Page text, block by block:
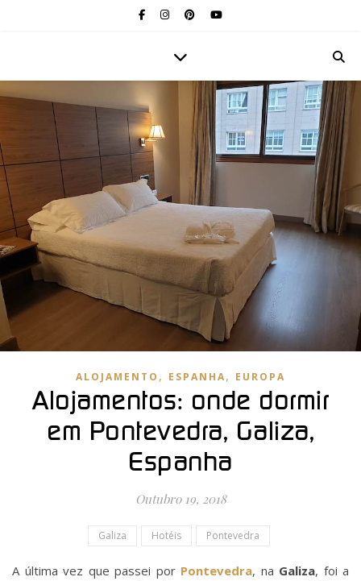
ALOJAMENTO , ESPANHA, EUROPA
Alojamentos: onde dormir
em Pontevedra, Galiza,
Espanha
Outubro 19, 2018
Galiza Hotéis Pontevedra
A última vez que passei por Pontevedra, na Galiza, foi a